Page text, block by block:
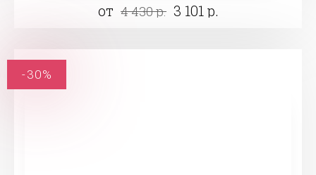
от 4 430 р. 3 101 р.
-30%